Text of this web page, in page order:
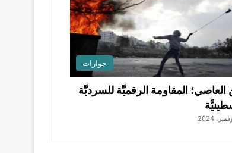
حوارات
المقاومة الرقميَّة للسرديَّة